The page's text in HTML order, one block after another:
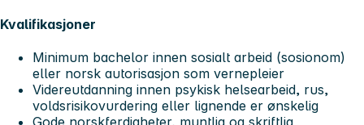
Kvalifikasjoner
Minimum bachelor innen sosialt arbeid (sosionom)
eller norsk autorisasjon som vernepleier
Videreutdanning innen psykisk helsearbeid, rus,
voldsrisikovurdering eller lignende er ønskelig